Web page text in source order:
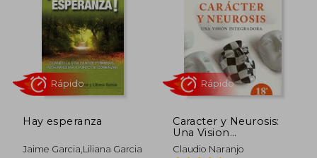
45%
dcto.
$ 198.729
$ 109.301
45%
dcto. $
Hay esperanza
Jaime Garcia,liliana Garcia
Caracter y Neurosis:
Una Vision
Integradora
Claudio Naranjo